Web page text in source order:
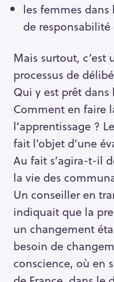
les femmes dans
de responsabilité
Mais surtout, c’est
processus de
Qui y est prêt dans
Comment en faire
l’apprentissage ?
fait l’objet d’une
Au fait s’agira-t-il
la vie des
Un conseiller en
indiquait que la
un changement
besoin de
conscience, où en